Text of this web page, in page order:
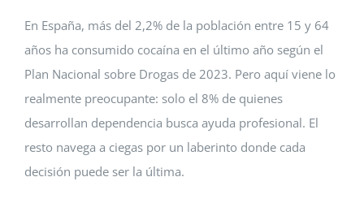
En España, más del 2,2% de la población entre 15 y 64
años ha consumido cocaína en el último año según el
Plan Nacional sobre Drogas de 2023. Pero aquí viene lo
realmente preocupante: solo el 8% de quienes
desarrollan dependencia busca ayuda profesional. El
resto navega a ciegas por un laberinto donde cada
decisión puede ser la última.